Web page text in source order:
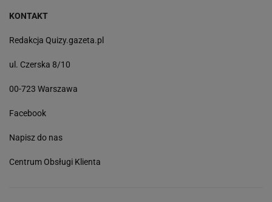
KONTAKT
Redakcja Quizy.gazeta.pl
ul. Czerska 8/10
00-723 Warszawa
Facebook
Napisz do nas
Centrum Obsługi Klienta